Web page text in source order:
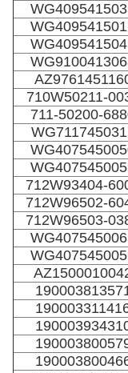
710W50211-
711-50200-
712W93404-
712W96502-
712W96503-